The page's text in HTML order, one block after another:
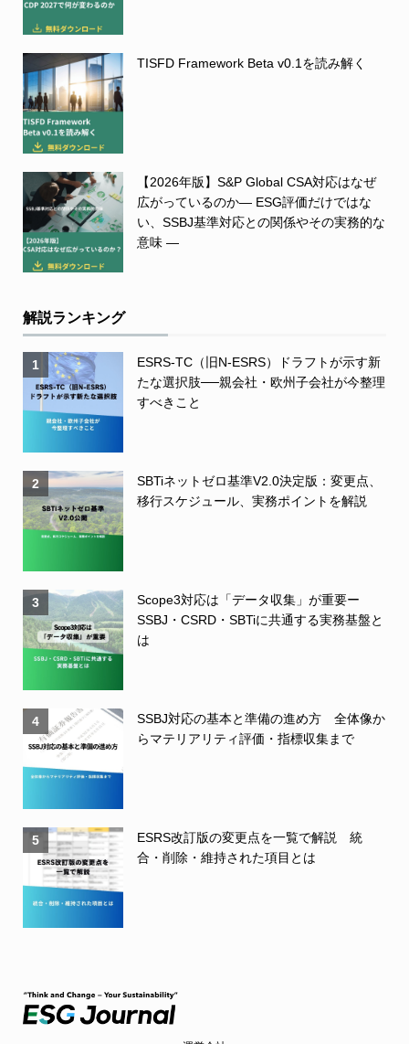
TISFD Framework Beta v0.1を読み解く
【2026年版】S&P Global CSA対応はなぜ
広がっているのか― ESG評価だけではな
い、SSBJ基準対応との関係やその実務的な
意味 ―
解説ランキング
1
ESRS-TC（旧N-ESRS）ドラフトが示す新
たな選択肢──親会社・欧州子会社が今整理
すべきこと
2
SBTiネットゼロ基準V2.0決定版：変更点、
移行スケジュール、実務ポイントを解説
3
Scope3対応は「データ収集」が重要ー
SSBJ・CSRD・SBTiに共通する実務基盤と
は
4
SSBJ対応の基本と準備の進め方 全体像か
らマテリアリティ評価・指標収集まで
5
ESRS改訂版の変更点を一覧で解説 統
合・削除・維持された項目とは